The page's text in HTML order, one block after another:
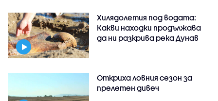
Хилядолетия под водата:
Какви находки продължава
да ни разкрива река Дунав
Откриха ловния сезон за
прелетен дивеч